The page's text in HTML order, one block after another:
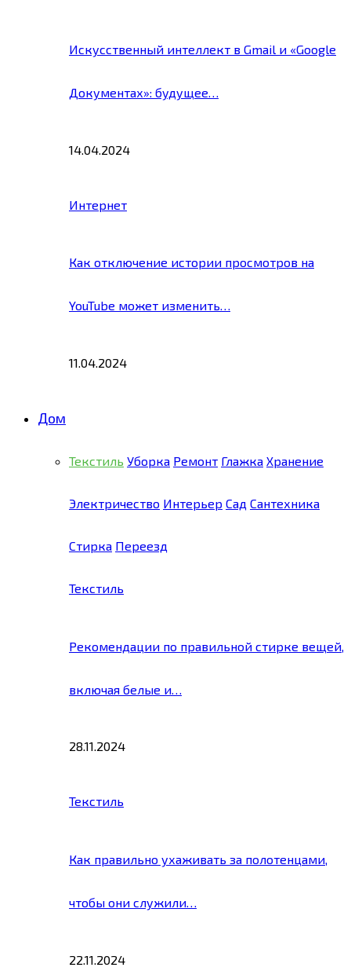
Искусственный интеллект в Gmail и «Google
Документах»: будущее…
14.04.2024
Интернет
Как отключение истории просмотров на
YouTube может изменить…
11.04.2024
Дом
Текстиль Уборка Ремонт Глажка Хранение
Электричество Интерьер Сад Сантехника
Стирка Переезд
Текстиль
Рекомендации по правильной стирке вещей,
включая белые и…
28.11.2024
Текстиль
Как правильно ухаживать за полотенцами,
чтобы они служили…
22.11.2024